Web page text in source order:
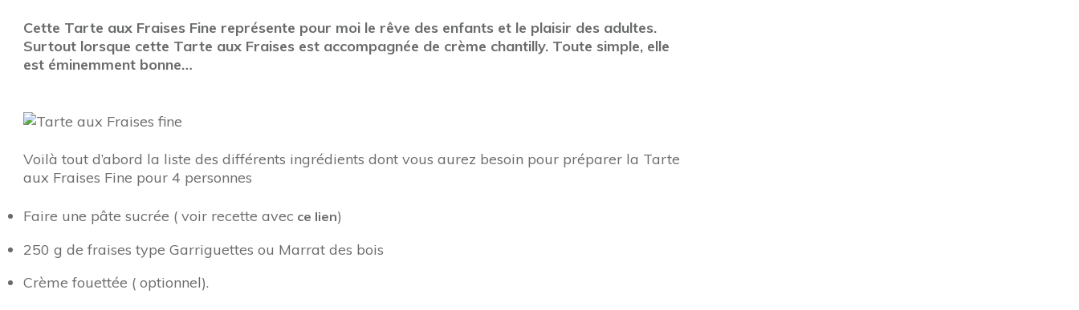
Cette Tarte aux Fraises Fine représente pour moi le rêve des enfants et le plaisir des adultes.
Surtout lorsque cette Tarte aux Fraises est accompagnée de crème chantilly. Toute simple, elle
est éminemment bonne…
Voilà tout d’abord la liste des différents ingrédients dont vous aurez besoin pour préparer la Tarte
aux Fraises Fine pour 4 personnes
Faire une pâte sucrée ( voir recette avec ce lien)
250 g de fraises type Garriguettes ou Marrat des bois
Crème fouettée ( optionnel).